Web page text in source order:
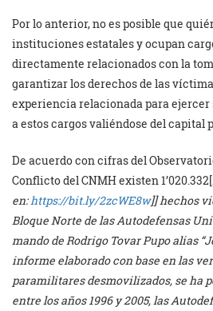
Por lo anterior, no es posible que
instituciones estatales y ocupan
directamente relacionados con la
garantizar los derechos de las
experiencia relacionada para
a estos cargos valiéndose del capital
De acuerdo con cifras del
Conflicto del CNMH existen 1’020.332[
en:https://bit.ly/2zcWE8w]] hechos
Bloque Norte de las Autodefensas
mando de Rodrigo Tovar Pupo alias
informe elaborado con base en las
paramilitares desmovilizados, se ha
entre los años 1996 y 2005, las